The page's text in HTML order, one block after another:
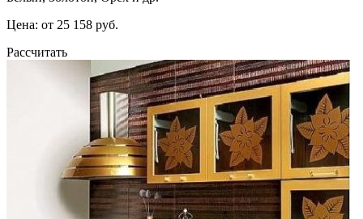
Цена: от 25 158 руб.
Рассчитать